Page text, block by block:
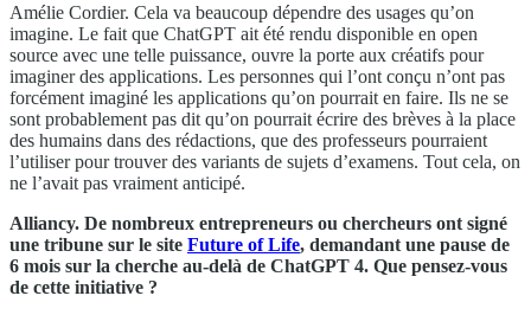
Amélie Cordier. Cela va beaucoup dépendre des usages qu’on
imagine. Le fait que ChatGPT ait été rendu disponible en open
source avec une telle puissance, ouvre la porte aux créatifs pour
imaginer des applications. Les personnes qui l’ont conçu n’ont pas
forcément imaginé les applications qu’on pourrait en faire. Ils ne se
sont probablement pas dit qu’on pourrait écrire des brèves à la place
des humains dans des rédactions, que des professeurs pourraient
l’utiliser pour trouver des variants de sujets d’examens. Tout cela, on
ne l’avait pas vraiment anticipé.
Alliancy. De nombreux entrepreneurs ou chercheurs ont signé
une tribune sur le site Future of Life, demandant une pause de
6 mois sur la cherche au-delà de ChatGPT 4. Que pensez-vous
de cette initiative ?